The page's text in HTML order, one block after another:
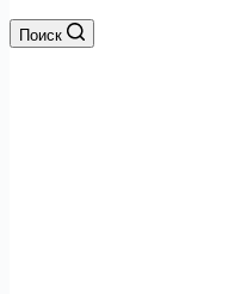
Поиск